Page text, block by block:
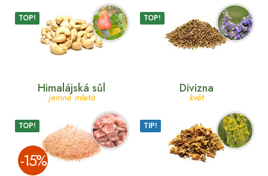
TOP! TOP!
Himalájská sůl
jemně mletá
TOP!
­-15%
Divizna
květ
TIP!